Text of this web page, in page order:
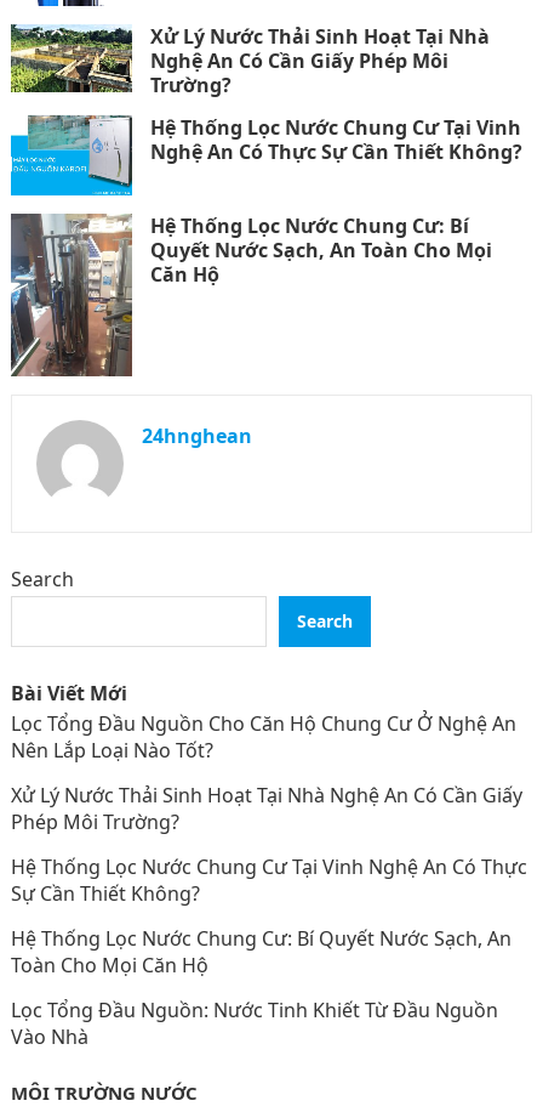
Xử Lý Nước Thải Sinh Hoạt Tại Nhà
Nghệ An Có Cần Giấy Phép Môi
Trường?
Hệ Thống Lọc Nước Chung Cư Tại Vinh
Nghệ An Có Thực Sự Cần Thiết Không?
Hệ Thống Lọc Nước Chung Cư: Bí
Quyết Nước Sạch, An Toàn Cho Mọi
Căn Hộ
24hnghean
Search
Search
Bài Viết Mới
Lọc Tổng Đầu Nguồn Cho Căn Hộ Chung Cư Ở Nghệ An
Nên Lắp Loại Nào Tốt?
Xử Lý Nước Thải Sinh Hoạt Tại Nhà Nghệ An Có Cần Giấy
Phép Môi Trường?
Hệ Thống Lọc Nước Chung Cư Tại Vinh Nghệ An Có Thực
Sự Cần Thiết Không?
Hệ Thống Lọc Nước Chung Cư: Bí Quyết Nước Sạch, An
Toàn Cho Mọi Căn Hộ
Lọc Tổng Đầu Nguồn: Nước Tinh Khiết Từ Đầu Nguồn
Vào Nhà
MÔI TRƯỜNG NƯỚC